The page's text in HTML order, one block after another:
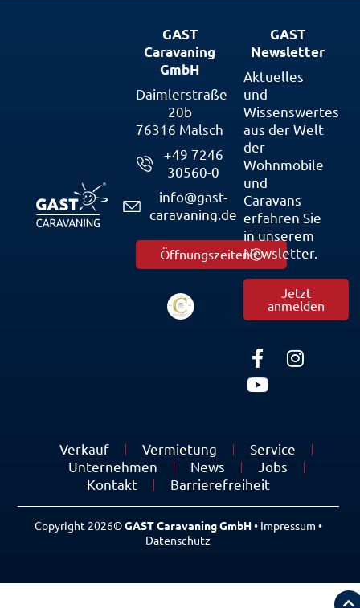
GAST
Caravaning
GmbH
Daimlerstraße
20b
76316 Malsch
+49 7246
30560-0
info@gast-
caravaning.de
Öffnungszeiten
GAST
Newsletter
Aktuelles
und
Wissenswertes
aus der Welt
der
Wohnmobile
und
Caravans
erfahren Sie
in unserem
Newsletter.
Jetzt
anmelden
Verkauf Vermietung
Service
Unternehmen
News
Jobs
Kontakt
Barrierefreiheit
Copyright 2026©GAST Caravaning GmbH• Impressum •
Datenschutz